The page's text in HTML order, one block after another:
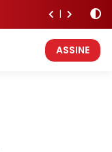
ASSINE